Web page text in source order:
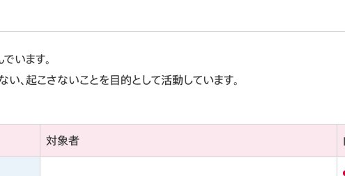
います。
、起こさないことを目的として活動しています。
対象者